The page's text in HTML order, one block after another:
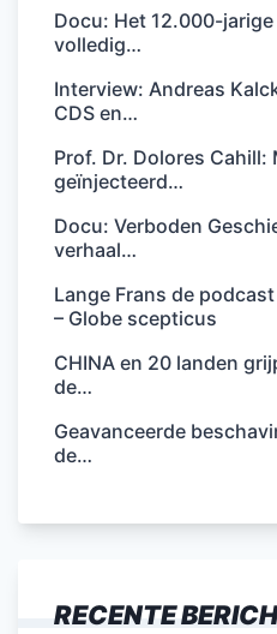
Docu: Het 12.000-
volledig…
Interview: Andreas
CDS en…
Prof. Dr. Dolores Cahill:
geïnjecteerd…
Docu: Verboden
verhaal…
Lange Frans de
– Globe scepticus
CHINA en 20 landen
de…
Geavanceerde
de…
RECENTE